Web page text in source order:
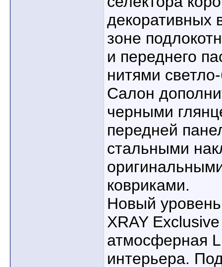
декоративных
зоне
и переднего
нитями
Салон
черными
передней
стальными
ковриками.
Новый
XRAY
атмосферная
интерьера.